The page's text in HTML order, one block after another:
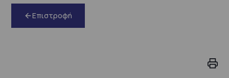
Επιστροφή